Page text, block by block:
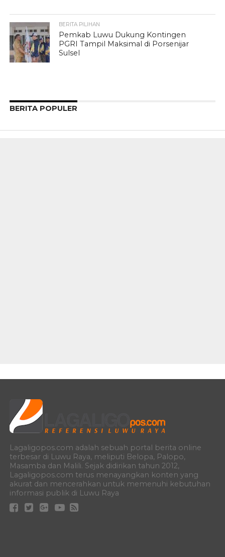
BERITA PILIHAN
Pemkab Luwu Dukung Kontingen
PGRI Tampil Maksimal di Porsenijar
Sulsel
BERITA POPULER
Lagaligopos.com adalah sebuah portal berita online
terbesar di Luwu Raya, meliputi Belopa, Palopo,
Masamba dan Malili. Sejak didirikan tahun 2012,
Lagaligopos.com terus menayangkan konten yang
akurat dan mencerahkan untuk memenuhi kebutuhan
informasi publik di Luwu Raya